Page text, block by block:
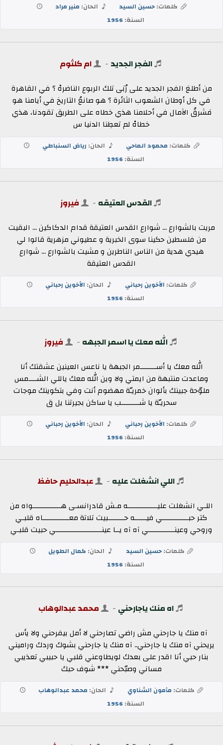
كلمات:حسين السيد الحان: منير مراد
السنة:1956
الفجر الجديد - ام كلثوم
من أطلعَ الفجر الجديد على رُبَى تلك الربوع الناضرهْ ؟ في القاهرة
في كل أوطان الشعوب الثائرة ؟ هو صانعُ التاريخ في أيامنا هو
مَشرقُ الآمال في أحلامنا هذي خطاه على الطريق تقودنا، هذي
خطاهْ لم تعطِنا الدنيا س
كلمات: محمود الماحي الحان: رياض السنباطي
السنة:1956
القدس العتيقه - فيروز
مريت بالشوارع ... شوارع القدس العتيقة قدام الدكاكين ... البقيت
من فلسطين حكينا سوى الخبرية و عطيوني مزهرية قالوا لي
هيدي هدية من الناس الناطرين و مشيت بالشوارع ... شوارع
القدس العتيقة
كلمات: الأخوين رحباني الحان: الأخوين رحباني
السنة:1956
الله معك يا اسمر الجبهه - فيروز
الله معك يا أســــــــمر الجبهة يا ناعس العينين عشقتك أنا
وماعدت منتبهة من ايمتي ولا وين الله معك ياللي الشــــمس
ملوّحة جبينك بألوان خمريـّة مهضوم أنت وفي بتكوينك موجات
سحريـّة يا شـــــــــب يا ساكن بجيرتنا يل ق
كلمات: الأخوين رحباني الحان: الأخوين رحباني
السنة:1956
اللي انشغلت عليه - عبدالحليم حافظ
اللـي انشغلت عليـــــــــــــــه مـش قادرانسـى هــــــــــــــواه من
كتر حبـــــــــــــي فيــــــه حــــــــبيت تلاتة معـــــــــــــاه قلبـي
وروحي وعينـــــــــــــي آه آه يــا عينـــــــــــــــــــــــي حبيت قلبـي
كلمات:حسين السيد الحان: كمال الطويل
السنة:1956
اه منك ياجارحني - محمد عبدالوهاب
آه منك يا جارحني مش راضي تصارحني لا أمل بيفرحني ولا يأس
يريحني آه منك يا جارحني.. آه منك يا جارحني بشوك وردك وراميني
بنار حبي أنا اقدر على بعدك لويطاوعني قلبي يا حبيبي تعذيبي
مساني وصبّحني *** شوف حبك
كلمات: مأمون الشناوي الحان: محمد عبدالوهاب
السنة:1956